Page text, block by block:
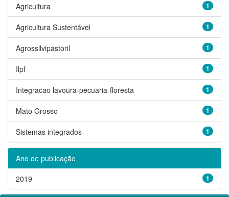
1
Agricultura
1
Agricultura Sustentável
1
Agrossilvipastoril
1
Ilpf
1
Integracao lavoura-pecuaria-floresta
1
Mato Grosso
1
Sistemas integrados
Ano de publicação
1
2019